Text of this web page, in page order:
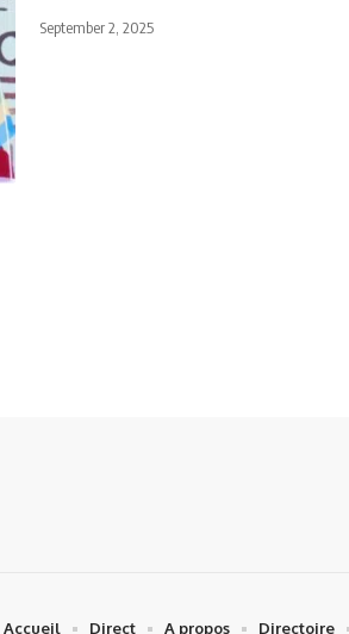
September 2, 2025
Accueil Direct A propos Directoire